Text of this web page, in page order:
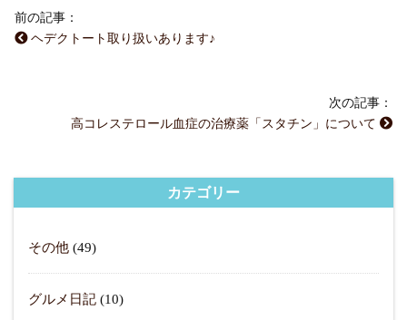
前の記事：
ヘデクトート取り扱いあります♪
次の記事：
高コレステロール血症の治療薬「スタチン」について
カテゴリー
その他 (49)
グルメ日記 (10)